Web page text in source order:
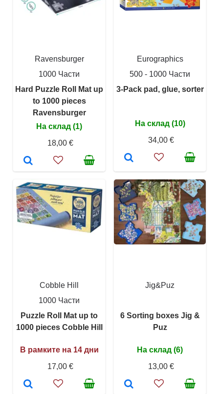
Ravensburger
1000 Части
Hard Puzzle Roll Mat up
to 1000 pieces
Ravensburger
На склад (1)
18,00 €
Eurographics
500 - 1000 Части
3-Pack pad, glue, sorter
На склад (10)
34,00 €
Cobble Hill
1000 Части
Puzzle Roll Mat up to
1000 pieces Cobble Hill
В рамките на 14 дни
17,00 €
Jig&Puz
6 Sorting boxes Jig &
Puz
На склад (6)
13,00 €